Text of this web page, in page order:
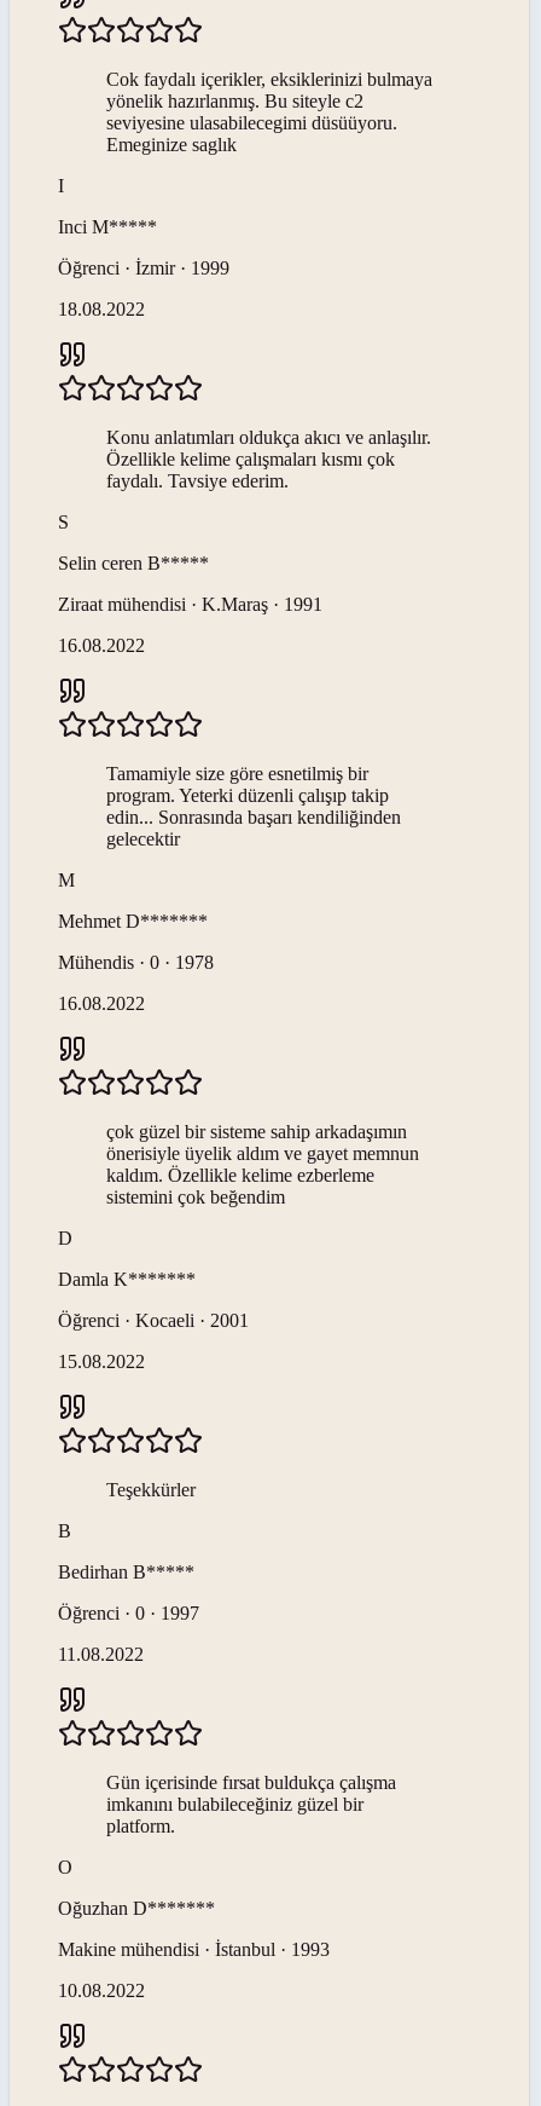
Cok faydalı içerikler, eksiklerinizi bulmaya
yönelik hazırlanmış. Bu siteyle c2
seviyesine ulasabilecegimi düsüüyoru.
Emeginize saglık
I
Inci M*****
Öğrenci · İzmir · 1999
18.08.2022
Konu anlatımları oldukça akıcı ve anlaşılır.
Özellikle kelime çalışmaları kısmı çok
faydalı. Tavsiye ederim.
S
Selin ceren B*****
Ziraat mühendisi · K.Maraş · 1991
16.08.2022
Tamamiyle size göre esnetilmiş bir
program. Yeterki düzenli çalışıp takip
edin... Sonrasında başarı kendiliğinden
gelecektir
M
Mehmet D*******
Mühendis · 0 · 1978
16.08.2022
çok güzel bir sisteme sahip arkadaşımın
önerisiyle üyelik aldım ve gayet memnun
kaldım. Özellikle kelime ezberleme
sistemini çok beğendim
D
Damla K*******
Öğrenci · Kocaeli · 2001
15.08.2022
Teşekkürler
B
Bedirhan B*****
Öğrenci · 0 · 1997
11.08.2022
Gün içerisinde fırsat buldukça çalışma
imkanını bulabileceğiniz güzel bir
platform.
O
Oğuzhan D*******
Makine mühendisi · İstanbul · 1993
10.08.2022